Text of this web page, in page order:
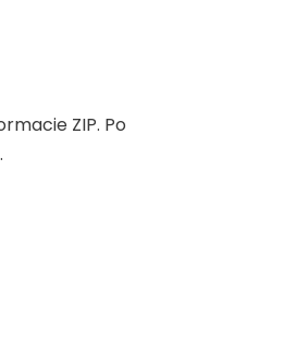
ZIP. Po